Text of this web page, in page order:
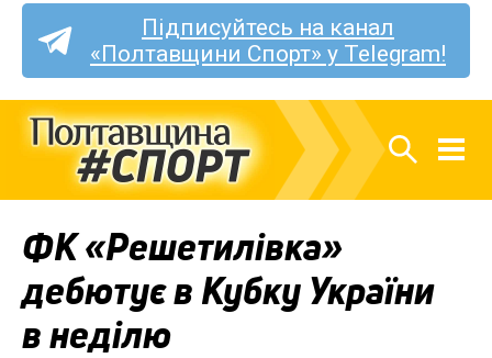
Підписуйтесь на канал
«Полтавщини Спорт» у Telegram!
ФК «Решетилівка»
дебютує в Кубку України
в неділю